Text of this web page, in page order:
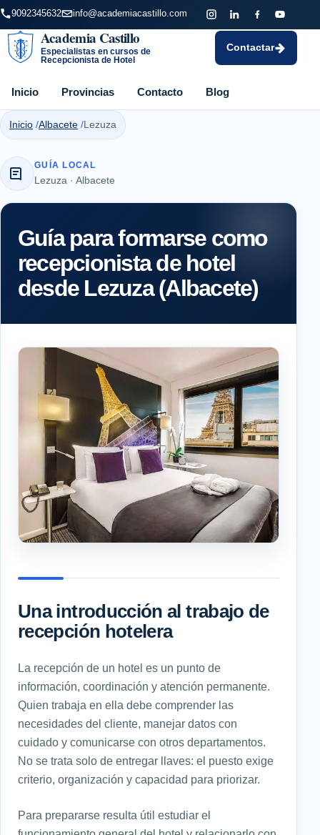
9092345632 info@academiacastillo.com
Academia Castillo
Especialistas en cursos de
Recepcionista de Hotel
Inicio Provincias Contacto Blog
Contactar
Inicio Albacete Lezuza
GUÍA LOCAL
Lezuza · Albacete
Guía para formarse como
recepcionista de hotel
desde Lezuza (Albacete)
Una introducción al trabajo de
recepción hotelera
La recepción de un hotel es un punto de
información, coordinación y atención permanente.
Quien trabaja en ella debe comprender las
necesidades del cliente, manejar datos con
cuidado y comunicarse con otros departamentos.
No se trata solo de entregar llaves: el puesto exige
criterio, organización y capacidad para priorizar.
Para prepararse resulta útil estudiar el